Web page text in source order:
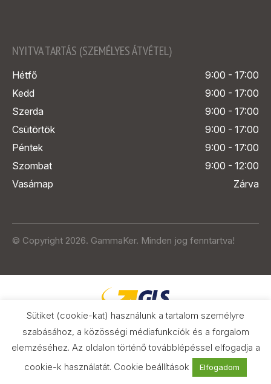
NYITVA TARTÁS (SZEMÉLYES ÁTVÉTEL)
Hétfő
9:00 - 17:00
Kedd
9:00 - 17:00
Szerda
9:00 - 17:00
Csütörtök
9:00 - 17:00
Péntek
9:00 - 17:00
Szombat
9:00 - 12:00
Vasárnap
Zárva
© Copyright 2026. GammaKer. Minden jog fenntartva!
Árak és paraméterek összehasonlítása
Sütiket (cookie-kat) használunk a tartalom személyre
szabásához, a közösségi médiafunkciók és a forgalom
elemzéséhez. Az oldalon történő továbblépéssel elfogadja a
cookie-k használatát. Cookie beállítások Elfogadom